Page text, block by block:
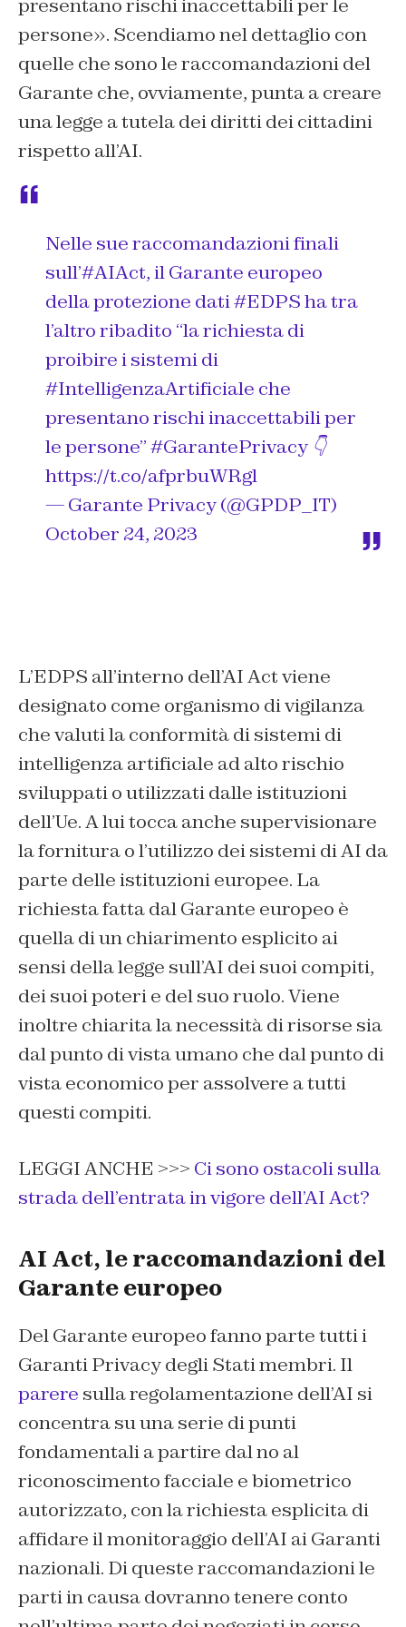
presentano rischi inaccettabili per le
persone». Scendiamo nel dettaglio con
quelle che sono le raccomandazioni del
Garante che, ovviamente, punta a creare
una legge a tutela dei diritti dei cittadini
rispetto all’AI.
Nelle sue raccomandazioni finali
sull’#AIAct, il Garante europeo
della protezione dati#EDPSha tra
l’altro ribadito “la richiesta di
proibire i sistemi di
#IntelligenzaArtificiale che
presentano rischi inaccettabili per
le persone”#GarantePrivacy 👇
https://t.co/afprbuWRgl
— Garante Privacy (@GPDP_IT)
October 24, 2023
L’EDPS all’interno dell’AI Act viene
designato come organismo di vigilanza
che valuti la conformità di sistemi di
intelligenza artificiale ad alto rischio
sviluppati o utilizzati dalle istituzioni
dell’Ue. A lui tocca anche supervisionare
la fornitura o l’utilizzo dei sistemi di AI da
parte delle istituzioni europee. La
richiesta fatta dal Garante europeo è
quella di un chiarimento esplicito ai
sensi della legge sull’AI dei suoi compiti,
dei suoi poteri e del suo ruolo. Viene
inoltre chiarita la necessità di risorse sia
dal punto di vista umano che dal punto di
vista economico per assolvere a tutti
questi compiti.
LEGGI ANCHE >>> Ci sono ostacoli sulla
strada dell’entrata in vigore dell’AI Act?
AI Act, le raccomandazioni del
Garante europeo
Del Garante europeo fanno parte tutti i
Garanti Privacy degli Stati membri. Il
parere sulla regolamentazione dell’AI si
concentra su una serie di punti
fondamentali a partire dal no al
riconoscimento facciale e biometrico
autorizzato, con la richiesta esplicita di
affidare il monitoraggio dell’AI ai Garanti
nazionali. Di queste raccomandazioni le
parti in causa dovranno tenere conto